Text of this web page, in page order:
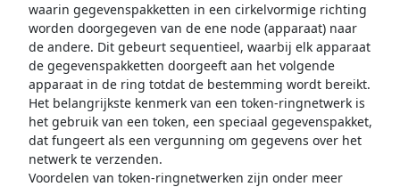
waarin gegevenspakketten in een cirkelvormige richting
worden doorgegeven van de ene node (apparaat) naar
de andere. Dit gebeurt sequentieel, waarbij elk apparaat
de gegevenspakketten doorgeeft aan het volgende
apparaat in de ring totdat de bestemming wordt bereikt.
Het belangrijkste kenmerk van een token-ringnetwerk is
het gebruik van een token, een speciaal gegevenspakket,
dat fungeert als een vergunning om gegevens over het
netwerk te verzenden.
Voordelen van token-ringnetwerken zijn onder meer